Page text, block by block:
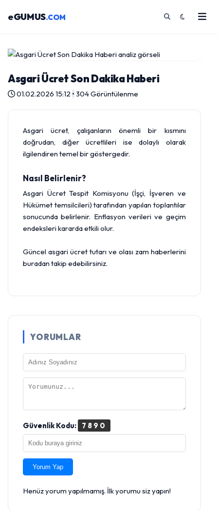
eGUMUS.COM
Asgari Ücret Son Dakika Haberi
01.02.2026 15:12 •304 Görüntülenme
Asgari ücret, çalışanların önemli bir kısmını
doğrudan, diğer ücretlileri ise dolaylı olarak
ilgilendiren temel bir göstergedir.
Nasıl Belirlenir?
Asgari Ücret Tespit Komisyonu (İşçi, İşveren ve
Hükümet temsilcileri) tarafından yapılan toplantılar
sonucunda belirlenir. Enflasyon verileri ve geçim
endeksleri kararda etkili olur.
Güncel asgari ücret tutarı ve olası zam haberlerini
buradan takip edebilirsiniz.
YORUMLAR
Güvenlik Kodu: 7890
Yorum Yap
Henüz yorum yapılmamış. İlk yorumu siz yapın!